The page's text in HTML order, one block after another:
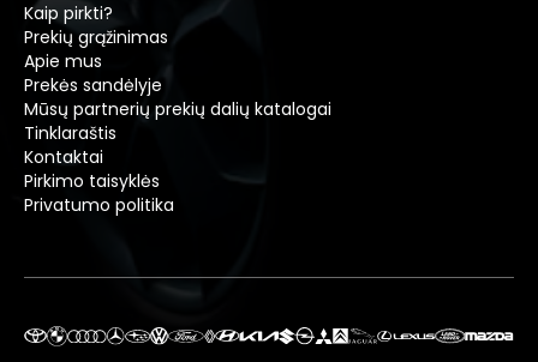
Kaip pirkti?
Prekių grąžinimas
Apie mus
Prekės sandėlyje
Mūsų partnerių prekių dalių katalogai
Tinklaraštis
Kontaktai
Pirkimo taisyklės
Privatumo politika